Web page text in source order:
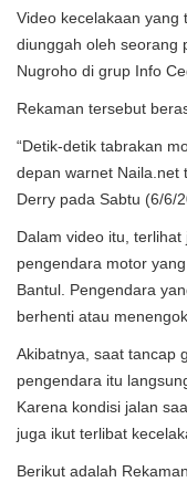
Video kecelakaan yang
diunggah oleh seorang
Nugroho di grup Info
Rekaman tersebut
“Detik-detik tabrakan
depan warnet Naila.net
Derry pada Sabtu (6/6/
Dalam video itu,
pengendara motor
Bantul. Pengendara
berhenti atau
Akibatnya, saat tancap
pengendara itu
Karena kondisi jalan
juga ikut terlibat
Berikut adalah